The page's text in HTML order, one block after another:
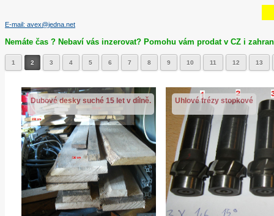
E-mail: avex@jedna.net
Nemáte čas ? Nebaví vás inzerovat? Pomohu vám prodat v CZ i
1 2 3 4 5 6 7 8 9 10 11 12 13
Dubové desky suché 15 let v dílně. Uhlové frézy stopkové